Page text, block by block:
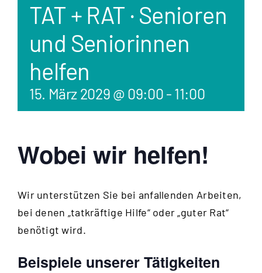
TAT + RAT · Senioren
und Seniorinnen
helfen
15. März 2029 @ 09:00 - 11:00
Wobei wir helfen!
Wir unterstützen Sie bei anfallenden Arbeiten,
bei denen „tatkräftige Hilfe“ oder „guter Rat“
benötigt wird.
Beispiele unserer Tätigkeiten